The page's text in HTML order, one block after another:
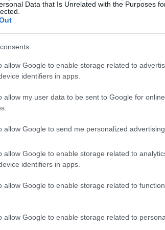
Data that Is Unrelated with the Purposes
allow Google to enable storage related to
identifiers in apps.
allow my user data to be sent to Google for
allow Google to send me personalized advertising.
allow Google to enable storage related to
identifiers in apps.
allow Google to enable storage related to
allow Google to enable storage related to
μπορεί να θεωρηθεί συγκυριακή. Σε
ξένων αυξήθηκε κατά
αντίστοιχο των Ελλήνων
ουσιαστικά αποτυπώνει τη
προς τα διεθνή κεφάλαια